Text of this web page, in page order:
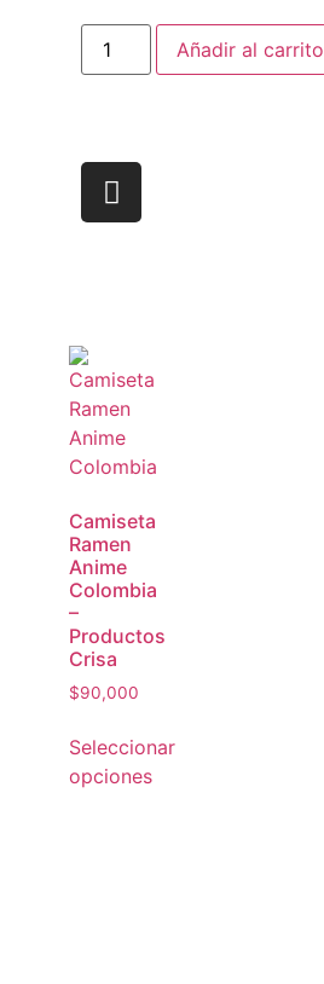
Añadir al carrito
Camiseta
Ramen
Anime
Colombia
–
Productos
Crisa
$90,000
Seleccionar
opciones